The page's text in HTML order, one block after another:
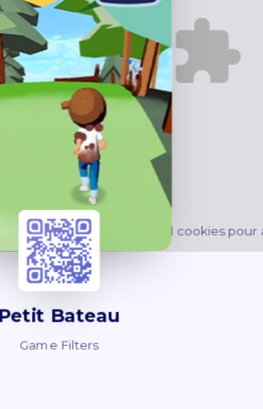
Acceptez Fonctionnel cookies pour
Petit Bateau
Game Filters